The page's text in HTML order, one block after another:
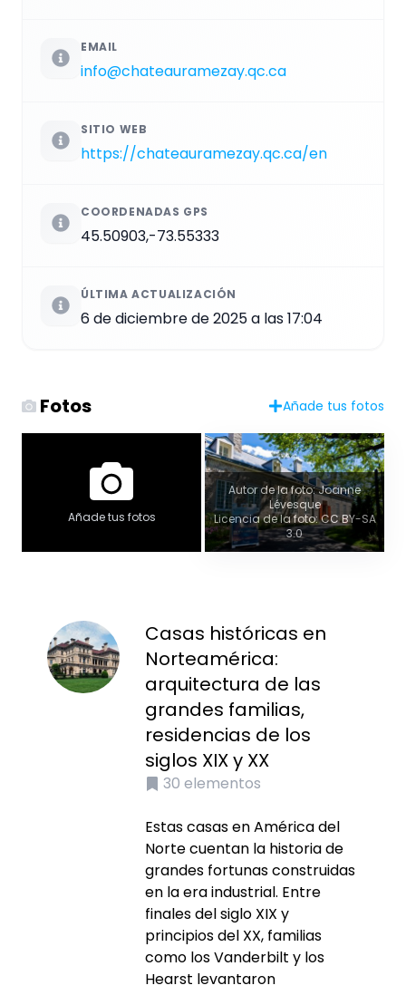
EMAIL
info@chateauramezay.qc.ca
SITIO WEB
https://chateauramezay.qc.ca/en
COORDENADAS GPS
45.50903,-73.55333
ÚLTIMA ACTUALIZACIÓN
6 de diciembre de 2025 a las 17:04
Fotos Añade tus fotos
Añade tus fotos
Autor de la foto: Joanne
Lévesque
Licencia de la foto: CC BY-SA
3.0
Casas históricas en
Norteamérica:
arquitectura de las
grandes familias,
residencias de los
siglos XIX y XX
30 elementos
Estas casas en América del
Norte cuentan la historia de
grandes fortunas construidas
en la era industrial. Entre
finales del siglo XIX y
principios del XX, familias
como los Vanderbilt y los
Hearst levantaron